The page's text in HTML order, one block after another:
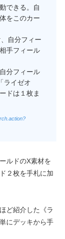
できる。自
をこのカー
自分フィー
手フィール
分フィール
ライゼオ
ドは１枚ま
ルドのX素材を
２枚を手札に加
ど紹介した《ラ
にデッキから手